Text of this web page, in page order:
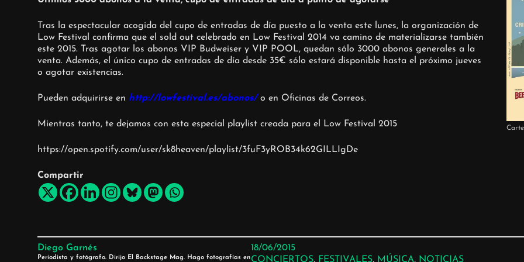
Tras la espectacular acogida del cupo de entradas de día puesto a la venta este lunes, la organización de
Low Festival confirma que el sold out celebrado en Low Festival 2014 va camino de materializarse también
este 2015. Tras agotar los abonos VIP Budweiser y VIP POOL, quedan sólo 3000 abonos generales a la
venta. Además, el único cupo de entradas de día desde 35€ sólo estará disponible hasta el próximo jueves
o agotar existencias.
Pueden adquirirse en http://lowfestival.es/abonos/o en Oficinas de Correos.
Mientras tanto, te dejamos con esta especial playlist creada para el Low Festival 2015
https://open.spotify.com/user/sk8heaven/playlist/3fuF3yROB34k62GILLIgDe
Compartir
Diego Garnés
Periodista y fotógrafo. Dirijo El Backstage Mag. Hago fotografías en
18/06/2015
CONCIERTOS, FESTIVALES, MÚSICA, NOTICIAS